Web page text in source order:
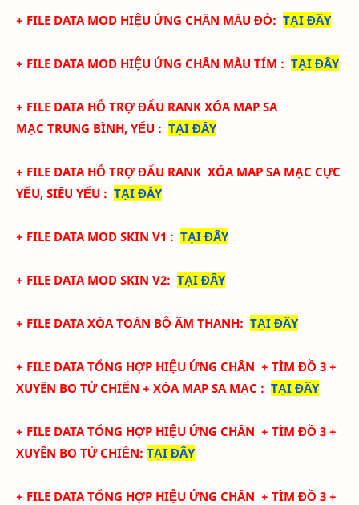
+ FILE DATA MOD HIỆU ỨNG CHÂN MÀU ĐỎ: TẠI ĐÂY
+ FILE DATA MOD HIỆU ỨNG CHÂN MÀU TÍM : TẠI ĐÂY
+ FILE DATA HỖ TRỢ ĐẤU RANK XÓA MAP SA
MẠC TRUNG BÌNH, YẾU : TẠI ĐÂY
+ FILE DATA HỖ TRỢ ĐẤU RANK XÓA MAP SA MẠC CỰC
YẾU, SIÊU YẾU : TẠI ĐÂY
+ FILE DATA MOD SKIN V1 : TẠI ĐÂY
+ FILE DATA MOD SKIN V2: TẠI ĐÂY
+ FILE DATA XÓA TOÀN BỘ ÂM THANH: TẠI ĐÂY
+ FILE DATA TỔNG HỢP HIỆU ỨNG CHÂN + TÌM ĐỒ 3 +
XUYÊN BO TỬ CHIẾN + XÓA MAP SA MẠC : TẠI ĐÂY
+ FILE DATA TỔNG HỢP HIỆU ỨNG CHÂN + TÌM ĐỒ 3 +
XUYÊN BO TỬ CHIẾN: TẠI ĐÂY
+ FILE DATA TỔNG HỢP HIỆU ỨNG CHÂN + TÌM ĐỒ 3 +